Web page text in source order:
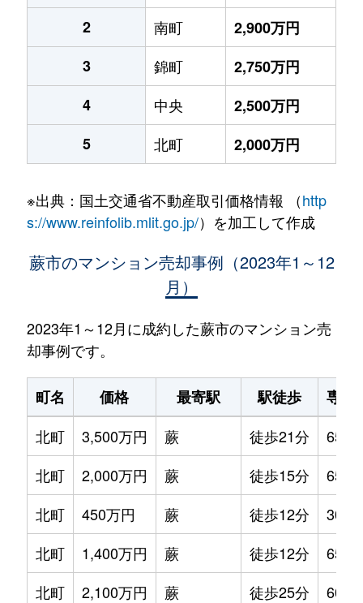
2
南町
2,900万円
3
錦町
2,750万円
4
中央
2,500万円
5
北町 2,000万円
※出典：国土交通省不動産取引価格情報 （http
s://www.reinfolib.mlit.go.jp/）を加工して作成
蕨市のマンション売却事例（2023年1～12
月）
2023年1～12月に成約した蕨市のマンション売
却事例です。
町名 価格 最寄駅 駅徒歩
専有
北町
3,500万円 蕨 徒歩21分
65m²
北町
2,000万円 蕨 徒歩15分
65m²
北町
450万円 蕨 徒歩12分
30m²
北町
1,400万円 蕨 徒歩12分
65m²
北町
2,100万円 蕨 徒歩25分
60m²